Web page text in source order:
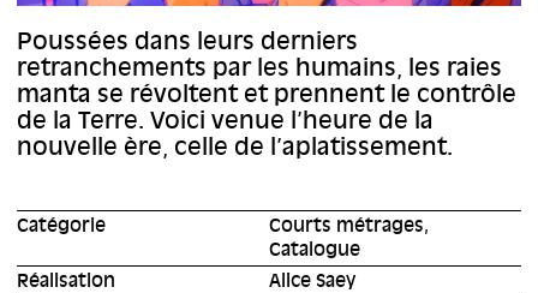
Poussées dans leurs derniers
retranchements par les humains, les raies
manta se révoltent et prennent le contrôle
de la Terre. Voici venue l’heure de la
nouvelle ère, celle de l’aplatissement.
Catégorie
Courts métrages,
Catalogue
Réalisation
Alice Saey